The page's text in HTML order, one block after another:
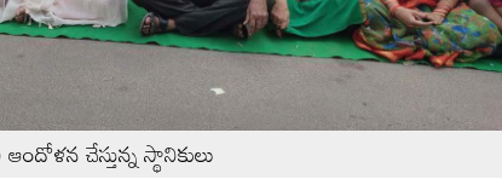
చేస్తున్న స్థానికులు